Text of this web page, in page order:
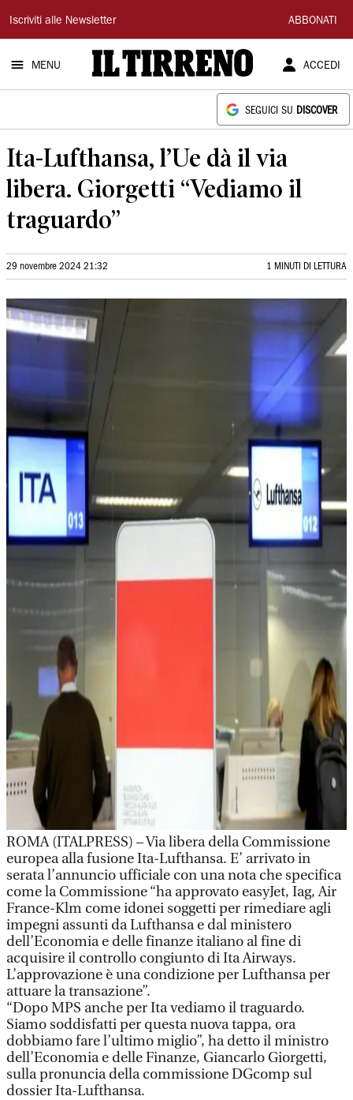
Il
Tirreno
Iscriviti alle Newsletter ABBONATI
MENU ACCEDI
SEGUICI SU DISCOVER
Ita-Lufthansa, l’Ue dà il via
libera. Giorgetti “Vediamo il
traguardo”
29 novembre 2024 21:32 1 MINUTI DI LETTURA
ROMA (ITALPRESS) – Via libera della Commissione
europea alla fusione Ita-Lufthansa. E’ arrivato in
serata l’annuncio ufficiale con una nota che specifica
come la Commissione “ha approvato easyJet, Iag, Air
France-Klm come idonei soggetti per rimediare agli
impegni assunti da Lufthansa e dal ministero
dell’Economia e delle finanze italiano al fine di
acquisire il controllo congiunto di Ita Airways.
L’approvazione è una condizione per Lufthansa per
attuare la transazione”.
“Dopo MPS anche per Ita vediamo il traguardo.
Siamo soddisfatti per questa nuova tappa, ora
dobbiamo fare l’ultimo miglio”, ha detto il ministro
dell’Economia e delle Finanze, Giancarlo Giorgetti,
sulla pronuncia della commissione DGcomp sul
dossier Ita-Lufthansa.